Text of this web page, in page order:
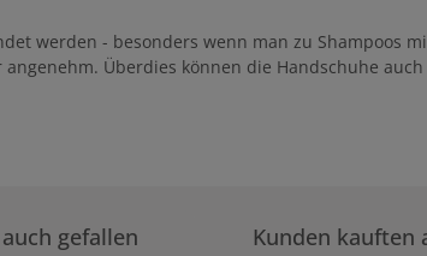
werden - besonders wenn man zu Shampoos
Überdies können die Handschuhe
gefallen Kunden kauften